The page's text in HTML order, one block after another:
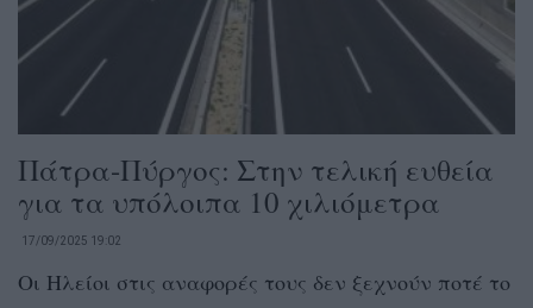
Πάτρα-Πύργος: Στην τελική ευθεία
για τα υπόλοιπα 10 χιλιόμετρα
17/09/2025 19:02
Οι Ηλείοι στις αναφορές τους δεν ξεχνούν ποτέ το